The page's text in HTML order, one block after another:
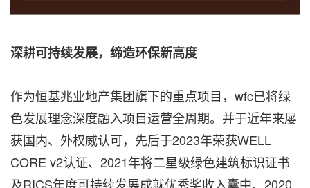
深耕可持续发展，缔造环保新高度
作为恒基兆业地产集团旗下的重点项目，wfc已将绿
色发展理念深度融入项目运营全周期。并于近年来屡
获国内、外权威认可，先后于2023年荣获WELL
CORE v2认证、2021年将二星级绿色建筑标识证书
及RICS年度可持续发展成就优秀奖收入囊中、2020